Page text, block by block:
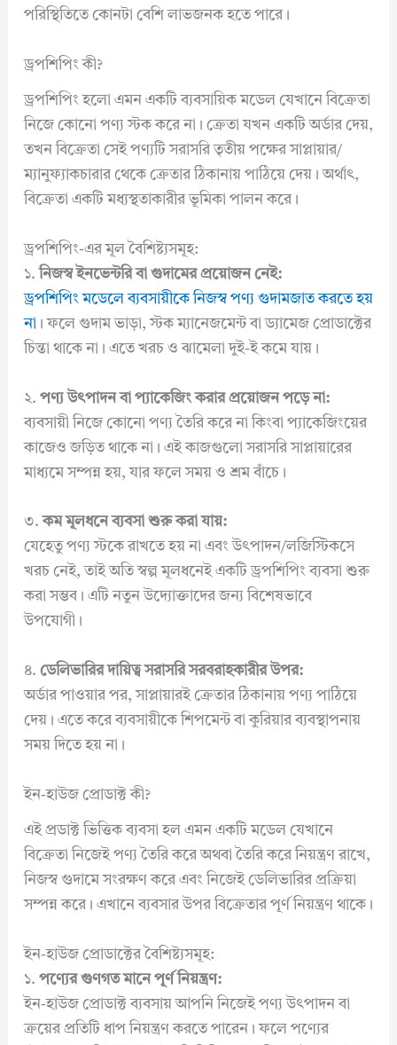
পরিস্থিতিতে কোনটা বেশি লাভজনক হতে পারে।
ড্রপশিপিং কী?
ড্রপশিপিং হলো এমন একটি ব্যবসায়িক মডেল যেখানে বিক্রেতা
নিজে কোনো পণ্য স্টক করে না। ক্রেতা যখন একটি অর্ডার দেয়,
তখন বিক্রেতা সেই পণ্যটি সরাসরি তৃতীয় পক্ষের সাপ্লায়ার/
ম্যানুফ্যাকচারার থেকে ক্রেতার ঠিকানায় পাঠিয়ে দেয়। অর্থাৎ,
বিক্রেতা একটি মধ্যস্থতাকারীর ভূমিকা পালন করে।
ড্রপশিপিং-এর মূল বৈশিষ্ট্যসমূহ:
১.নিজস্ব ইনভেন্টরি বা গুদামের প্রয়োজন নেই:
ড্রপশিপিং মডেলে ব্যবসায়ীকে নিজস্ব পণ্য গুদামজাত করতে হয়
না । ফলে গুদাম ভাড়া, স্টক ম্যানেজমেন্ট বা ড্যামেজ প্রোডাক্টের
চিন্তা থাকে না। এতে খরচ ও ঝামেলা দুই-ই কমে যায়।
২. পণ্য উৎপাদন বা প্যাকেজিং করার প্রয়োজন পড়ে না:
ব্যবসায়ী নিজে কোনো পণ্য তৈরি করে না কিংবা প্যাকেজিংয়ের
কাজেও জড়িত থাকে না। এই কাজগুলো সরাসরি সাপ্লায়ারের
মাধ্যমে সম্পন্ন হয়, যার ফলে সময় ও শ্রম বাঁচে।
৩.কম মূলধনে ব্যবসা শুরু করা যায়:
যেহেতু পণ্য স্টকে রাখতে হয় না এবং উৎপাদন/লজিস্টিকসে
খরচ নেই, তাই অতি স্বল্প মূলধনেই একটি ড্রপশিপিং ব্যবসা শুরু
করা সম্ভব। এটি নতুন উদ্যোক্তাদের জন্য বিশেষভাবে
উপযোগী।
৪. ডেলিভারির দায়িত্ব সরাসরি সরবরাহকারীর উপর:
অর্ডার পাওয়ার পর, সাপ্লায়ারই ক্রেতার ঠিকানায় পণ্য পাঠিয়ে
দেয়। এতে করে ব্যবসায়ীকে শিপমেন্ট বা কুরিয়ার ব্যবস্থাপনায়
সময় দিতে হয় না।
ইন-হাউজ প্রোডাক্ট কী?
এই প্রডাক্ট ভিত্তিক ব্যবসা হল এমন একটি মডেল যেখানে
বিক্রেতা নিজেই পণ্য তৈরি করে অথবা তৈরি করে নিয়ন্ত্রণ রাখে,
নিজস্ব গুদামে সংরক্ষণ করে এবং নিজেই ডেলিভারির প্রক্রিয়া
সম্পন্ন করে। এখানে ব্যবসার উপর বিক্রেতার পূর্ণ নিয়ন্ত্রণ থাকে।
ইন-হাউজ প্রোডাক্টের বৈশিষ্ট্যসমূহ:
১. পণ্যের গুণগত মানে পূর্ণ নিয়ন্ত্রণ:
ইন-হাউজ প্রোডাক্ট ব্যবসায় আপনি নিজেই পণ্য উৎপাদন বা
ক্রয়ের প্রতিটি ধাপ নিয়ন্ত্রণ করতে পারেন। ফলে পণ্যের